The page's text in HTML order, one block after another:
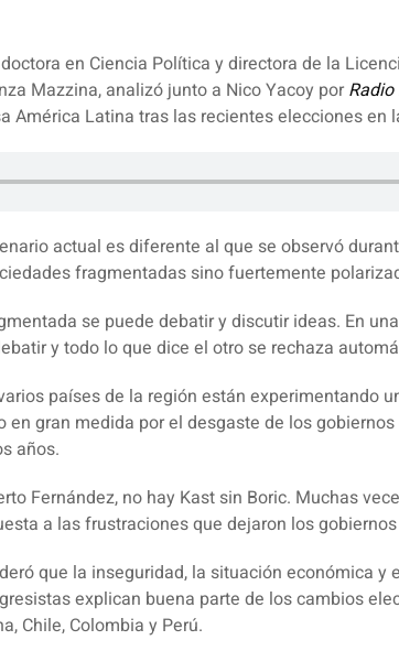
en Ciencia Política y directora de la
Mazzina, analizó junto a Nico Yacoy porRadio
América Latina tras las recientes elecciones en
actual es diferente al que se observó
fragmentadas sino fuertemente
se puede debatir y discutir ideas. En
y todo lo que dice el otro se rechaza
países de la región están experimentando
en gran medida por el desgaste de los
años.
Fernández, no hay Kast sin Boric. Muchas
a las frustraciones que dejaron los
que la inseguridad, la situación económica y
explican buena parte de los cambios
Chile, Colombia y Perú.